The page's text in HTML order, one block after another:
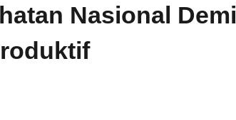
Nasional Demi